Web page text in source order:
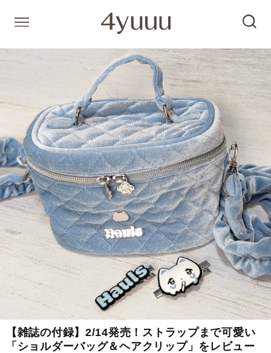
【雑誌の付録】2/14発売！ストラップまで可愛い
「ショルダーバッグ＆ヘアクリップ」をレビュー